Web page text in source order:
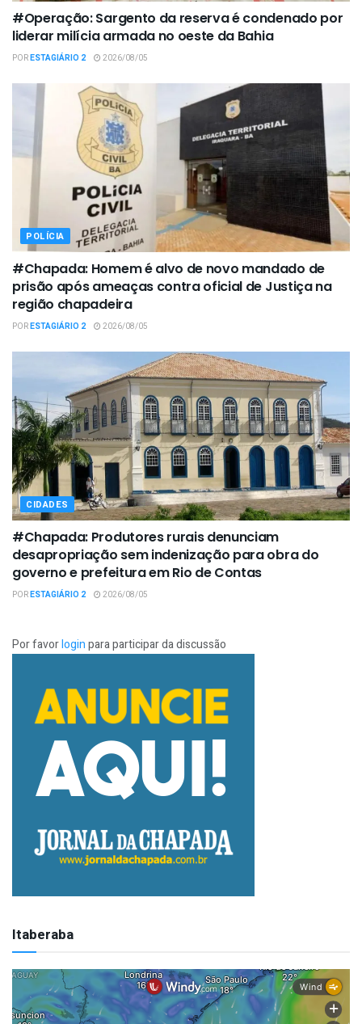
#Operação: Sargento da reserva é condenado por
liderar milícia armada no oeste da Bahia
PORESTAGIÁRIO 2 2026/08/05
POLÍCIA
#Chapada: Homem é alvo de novo mandado de
prisão após ameaças contra oficial de Justiça na
região chapadeira
PORESTAGIÁRIO 2 2026/08/05
CIDADES
#Chapada: Produtores rurais denunciam
desapropriação sem indenização para obra do
governo e prefeitura em Rio de Contas
PORESTAGIÁRIO 2 2026/08/05
Por favorloginpara participar da discussão
Itaberaba